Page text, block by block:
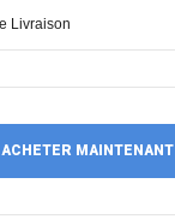
ACHETER MAINTENANT